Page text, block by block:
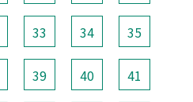
33 34 35
39 40 41